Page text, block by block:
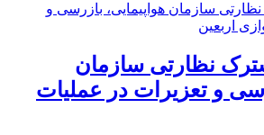
نظارتی سازمان
و تعزیرات در عملیات